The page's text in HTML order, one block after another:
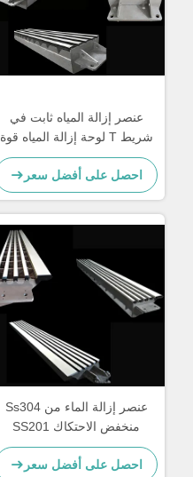
عنصر إزالة المياه ثابت في
شريط T لوحة إزالة المياه قوة
عالية
احصل على أفضل سعر
عنصر إزالة الماء من Ss304
منخفض الاحتكاك SS201
صندوق لوح تشكيل
احصل على أفضل سعر